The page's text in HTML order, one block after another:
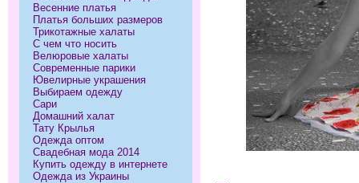
Весенние платья
Платья больших размеров
Трикотажные халаты
С чем что носить
Велюровые халаты
Современные парики
Ювелирные украшения
Выбираем одежду
Сари
Домашний халат
Тату Крылья
Одежда оптом
Свадебная мода 2014
Купить одежду в интернете
Одежда из Украины